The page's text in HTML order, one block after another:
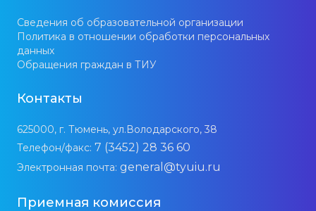
Сведения об образовательной организации
Политика в отношении обработки персональных
данных
Обращения граждан в ТИУ
Контакты
625000, г. Тюмень, ул.Володарского, 38
Телефон/факс: 7 (3452) 28 36 60
Электронная почта: general@tyuiu.ru
Приемная комиссия